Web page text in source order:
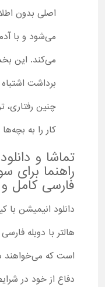
اصلی بدون
می‌شود و با
می‌کند. این
برداشت
چنین رفتاری،
کار را به
تماشا و
فارسی کامل و
دانلود انیمیشن با
هالتر با دوبله
است که می‌خواهند
دفاع از خود در